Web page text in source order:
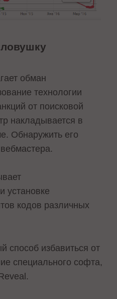
обман
технологии
от поисковой
накладывается в
Обнаружить его
установке
кодов различных
способ избавиться от
специального софта,